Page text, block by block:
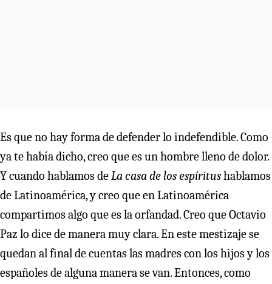
Es que no hay forma de defender lo indefendible. Como
ya te había dicho, creo que es un hombre lleno de dolor.
Y cuando hablamos deLa casa de los espíritushablamos
de Latinoamérica, y creo que en Latinoamérica
compartimos algo que es la orfandad. Creo que Octavio
Paz lo dice de manera muy clara. En este mestizaje se
quedan al final de cuentas las madres con los hijos y los
españoles de alguna manera se van. Entonces, como